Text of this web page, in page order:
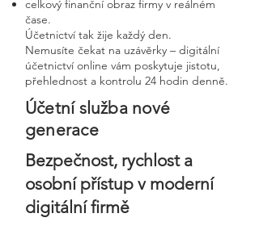
celkový finanční obraz firmy v reálném
čase.
Účetnictví tak žije každý den.
Nemusíte čekat na uzávěrky – digitální
účetnictví online vám poskytuje jistotu,
přehlednost a kontrolu 24 hodin denně.
Účetní služba nové
generace
Bezpečnost, rychlost a
osobní přístup v moderní
digitální firmě